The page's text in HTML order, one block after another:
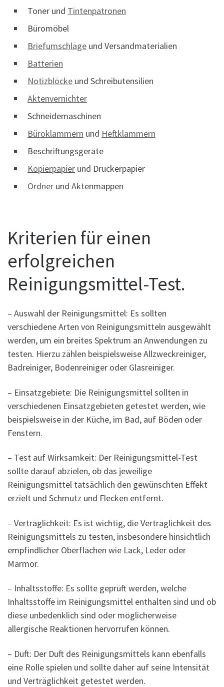
Toner und Tintenpatronen
Büromöbel
Briefumschläge und Versandmaterialien
Batterien
Notizblöcke und Schreibutensilien
Aktenvernichter
Schneidemaschinen
Büroklammern und Heftklammern
Beschriftungsgeräte
Kopierpapier und Druckerpapier
Ordner und Aktenmappen
Kriterien für einen
erfolgreichen
Reinigungsmittel-Test.
– Auswahl der Reinigungsmittel: Es sollten
verschiedene Arten von Reinigungsmitteln ausgewählt
werden, um ein breites Spektrum an Anwendungen zu
testen. Hierzu zählen beispielsweise Allzweckreiniger,
Badreiniger, Bodenreiniger oder Glasreiniger.
– Einsatzgebiete: Die Reinigungsmittel sollten in
verschiedenen Einsatzgebieten getestet werden, wie
beispielsweise in der Küche, im Bad, auf Böden oder
Fenstern.
– Test auf Wirksamkeit: Der Reinigungsmittel-Test
sollte darauf abzielen, ob das jeweilige
Reinigungsmittel tatsächlich den gewünschten Effekt
erzielt und Schmutz und Flecken entfernt.
– Verträglichkeit: Es ist wichtig, die Verträglichkeit des
Reinigungsmittels zu testen, insbesondere hinsichtlich
empfindlicher Oberflächen wie Lack, Leder oder
Marmor.
– Inhaltsstoffe: Es sollte geprüft werden, welche
Inhaltsstoffe im Reinigungsmittel enthalten sind und ob
diese unbedenklich sind oder möglicherweise
allergische Reaktionen hervorrufen können.
– Duft: Der Duft des Reinigungsmittels kann ebenfalls
eine Rolle spielen und sollte daher auf seine Intensität
und Verträglichkeit getestet werden.